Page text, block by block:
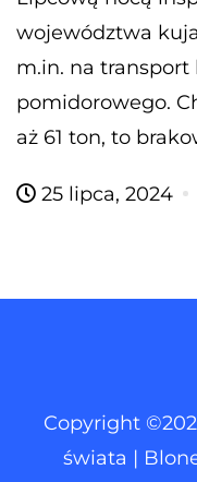
województwa
m.in. na
pomidorowego.
aż 61 ton, to
25 lipca, 2024
Copyright
świata |